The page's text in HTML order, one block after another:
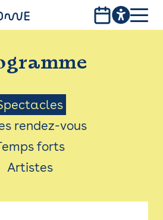
rendez-vous
forts
Artistes